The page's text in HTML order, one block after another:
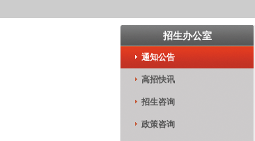
招生办公室
通知公告
高招快讯
招生咨询
政策咨询